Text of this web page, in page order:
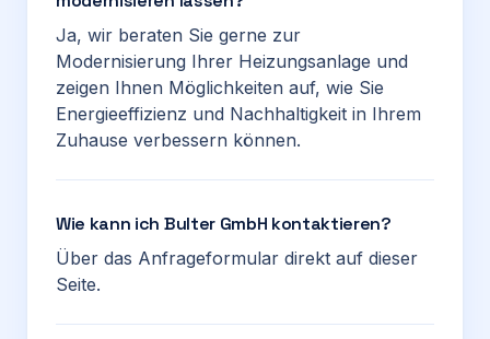
Ja, wir beraten Sie gerne zur
Modernisierung Ihrer Heizungsanlage und
zeigen Ihnen Möglichkeiten auf, wie Sie
Energieeffizienz und Nachhaltigkeit in Ihrem
Zuhause verbessern können.
Wie kann ich Bulter GmbH kontaktieren?
Über das Anfrageformular direkt auf dieser
Seite.